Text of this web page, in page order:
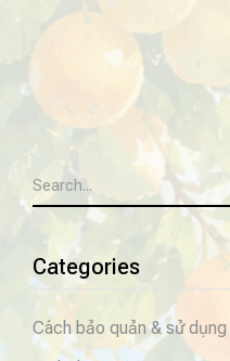
Categories
Cách bảo quản & sử dụng